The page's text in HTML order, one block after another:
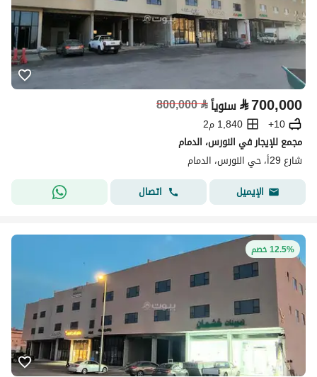
⃁700,000 سنوياً⃁
800,000
10+
1,840 م2
مجمع للإيجار في النورس، الدمام
شارع 29أ، حي النورس، الدمام
الإيميل
اتصال
12.5% خصم